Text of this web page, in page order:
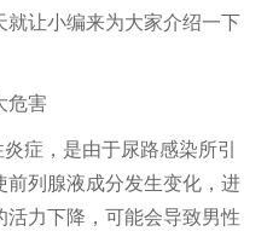
让小编来为大家介绍一下
危害
症，是由于尿路感染所引
前列腺液成分发生变化，进
力下降，可能会导致男性